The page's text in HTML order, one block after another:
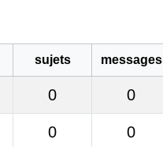
sujets messages
0 0
0 0